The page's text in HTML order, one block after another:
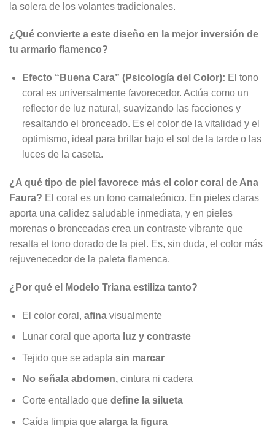
la solera de los volantes tradicionales.
¿Qué convierte a este diseño en la mejor inversión de
tu armario flamenco?
Efecto “Buena Cara” (Psicología del Color): El tono
coral es universalmente favorecedor. Actúa como un
reflector de luz natural, suavizando las facciones y
resaltando el bronceado. Es el color de la vitalidad y el
optimismo, ideal para brillar bajo el sol de la tarde o las
luces de la caseta.
¿A qué tipo de piel favorece más el color coral de Ana
Faura? El coral es un tono camaleónico. En pieles claras
aporta una calidez saludable inmediata, y en pieles
morenas o bronceadas crea un contraste vibrante que
resalta el tono dorado de la piel. Es, sin duda, el color más
rejuvenecedor de la paleta flamenca.
¿Por qué el Modelo Triana estiliza tanto?
El color coral, afinavisualmente
Lunar coral que aporta luz y contraste
Tejido que se adapta sin marcar
No señala abdomen,cintura ni cadera
Corte entallado que define la silueta
Caída limpia que alarga la figura